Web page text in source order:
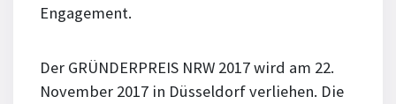
Engagement.
Der GRÜNDERPREIS NRW 2017 wird am 22.
November 2017 in Düsseldorf verliehen. Die